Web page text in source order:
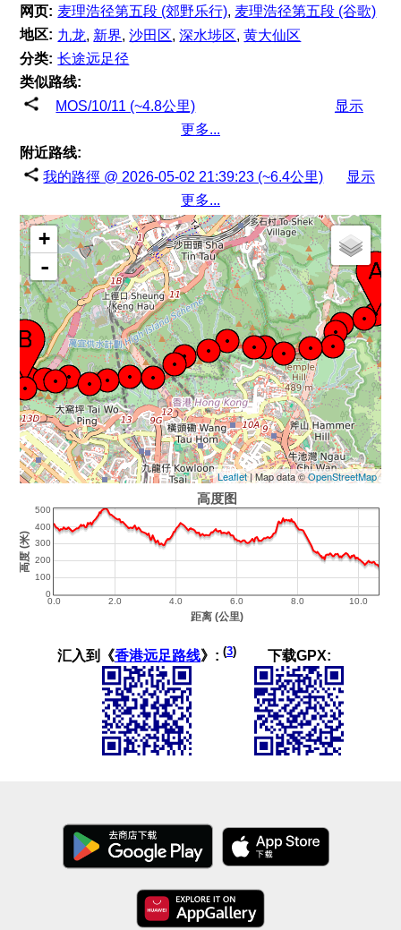
网页: 麦理浩径第五段 (郊野乐行), 麦理浩径第五段 (谷歌)
地区: 九龙, 新界,沙田区,深水埗区,黄大仙区
分类: 长途远足径
类似路线:
MOS/10/11 (~4.8公里)
显示
更多...
附近路线:
我的路徑 @ 2026-05-02 21:39:23 (~6.4公里)
显示
更多...
+
-
Leaflet| Map data ©OpenStreetMap
汇入到《香港远足路线》: (3) 下载GPX: